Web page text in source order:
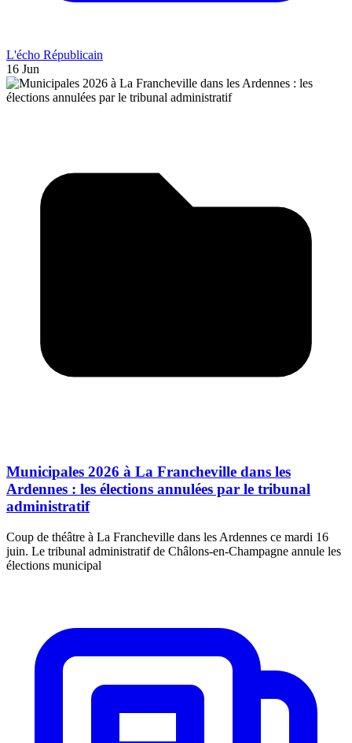
L'écho Républicain
16 Jun
Municipales 2026 à La Francheville dans les
Ardennes : les élections annulées par le tribunal
administratif
Coup de théâtre à La Francheville dans les Ardennes ce mardi 16
juin. Le tribunal administratif de Châlons-en-Champagne annule les
élections municipal